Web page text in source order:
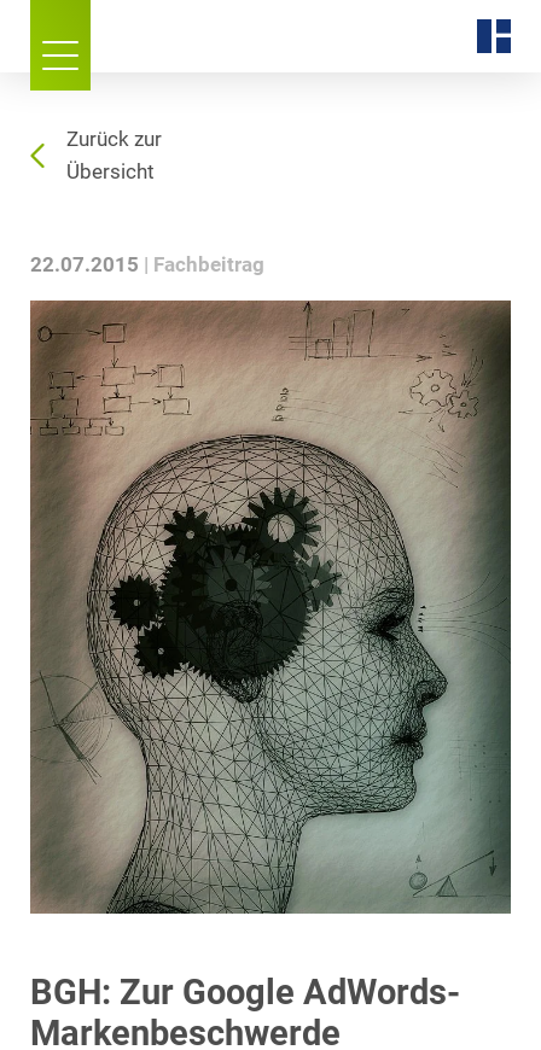
Zurück zur
Übersicht
22.07.2015 Fachbeitrag
BGH: Zur Google AdWords-
Markenbeschwerde